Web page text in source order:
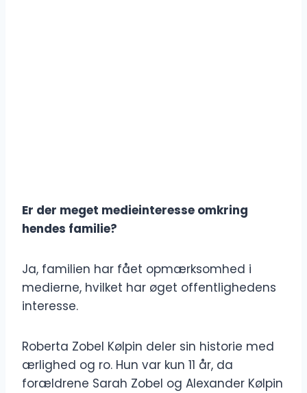
Er der meget medieinteresse omkring
hendes familie?
Ja, familien har fået opmærksomhed i
medierne, hvilket har øget offentlighedens
interesse.
Roberta Zobel Kølpin deler sin historie med
ærlighed og ro. Hun var kun 11 år, da
forældrene Sarah Zobel og Alexander Kølpin